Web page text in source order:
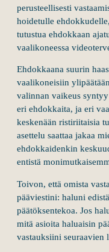
perusteellisesti
hoidetulle
tutustua ehdokkaan
vaalikoneessa
Ehdokkaana suurin
vaalikoneisiin
valinnan vaikeus
eri ehdokkaita, ja eri
keskenään ristiriitaisia
asettelu saattaa jakaa
ehdokkaidenkin
entistä
Toivon, että omista
pääviestini: haluni
päätöksentekoa. Jos
mitä asioita haluaisin
vastauksiini seuraavien